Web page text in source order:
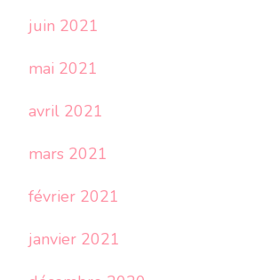
juin 2021
mai 2021
avril 2021
mars 2021
février 2021
janvier 2021